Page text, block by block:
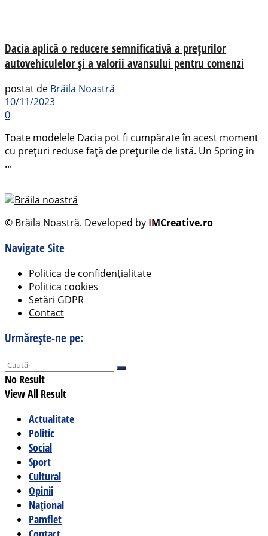
Dacia aplică o reducere semnificativă a prețurilor
autovehiculelor și a valorii avansului pentru comenzi
postat de Brăila Noastră
10/11/2023
0
Toate modelele Dacia pot fi cumpărate în acest moment
cu prețuri reduse față de prețurile de listă. Un Spring în
...
© Brăila Noastră. Developed by IMCreative.ro
Navigate Site
Politica de confidențialitate
Politica cookies
Setări GDPR
Contact
Urmărește-ne pe:
No Result
View All Result
Actualitate
Politic
Social
Sport
Cultural
Opinii
Național
Pamflet